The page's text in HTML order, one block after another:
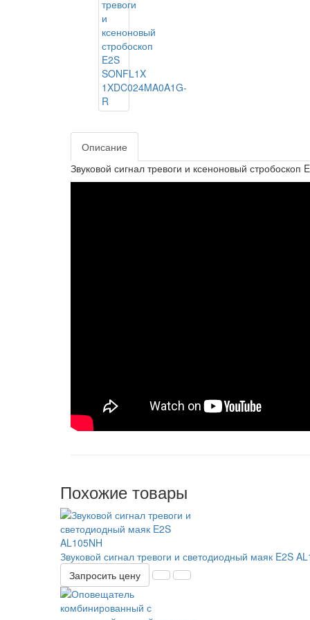
Описание
Звуковой сигнал тревоги и ксеноновый стробоскоп
Похожие товары
Звуковой сигнал тревоги и светодиодный маяк E2S
Запросить цену